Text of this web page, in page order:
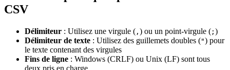
CSV
Délimiteur : Utilisez une virgule ( , ) ou un point-virgule ( ; )
Délimiteur de texte : Utilisez des guillemets doubles (") pour
le texte contenant des virgules
Fins de ligne : Windows (CRLF) ou Unix (LF) sont tous